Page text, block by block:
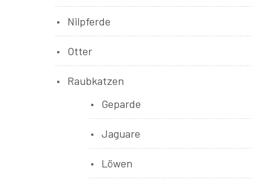
Nilpferde
Otter
Raubkatzen
Geparde
Jaguare
Löwen